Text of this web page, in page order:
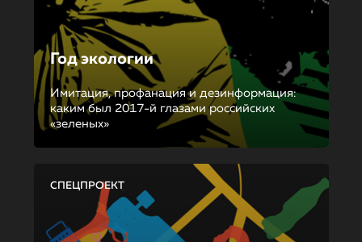
Год экологии
Имитация, профанация и дезинформация:
каким был 2017-й глазами российских
«зеленых»
СПЕЦПРОЕКТ